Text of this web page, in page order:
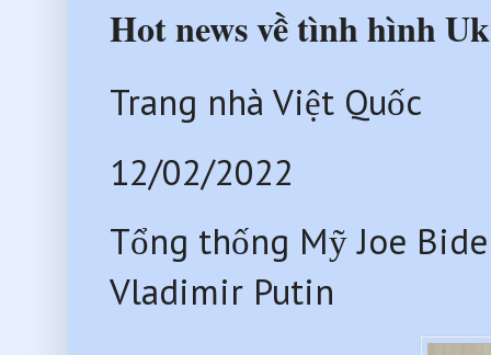
Hot news về tình hình
Trang nhà Việt Quốc
12/02/2022
Tổng thống Mỹ Joe
Vladimir Putin